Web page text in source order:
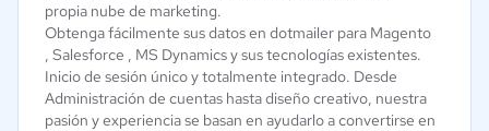
propia nube de marketing.
Obtenga fácilmente sus datos en dotmailer para Magento
, Salesforce , MS Dynamics y sus tecnologías existentes.
Inicio de sesión único y totalmente integrado. Desde
Administración de cuentas hasta diseño creativo, nuestra
pasión y experiencia se basan en ayudarlo a convertirse en